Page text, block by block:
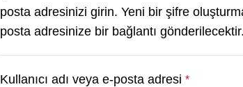
posta adresinizi girin. Yeni bir şifre
posta adresinize bir bağlantı gönderilecektir.
Kullanıcı adı veya e-posta adresi *